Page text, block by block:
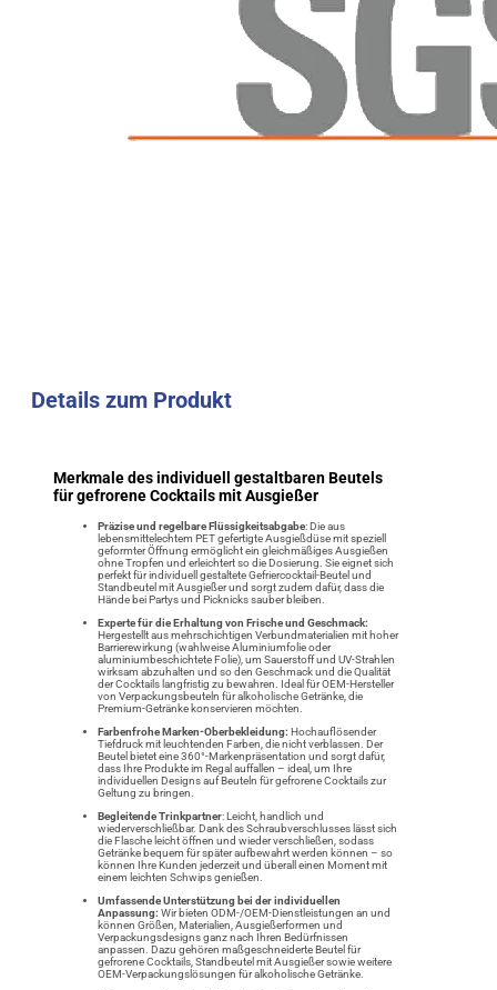
Details zum Produkt
Merkmale des individuell gestaltbaren Beutels
für gefrorene Cocktails mit Ausgießer
Präzise und regelbare Flüssigkeitsabgabe: Die aus
lebensmittelechtem PET gefertigte Ausgießdüse mit speziell
geformter Öffnung ermöglicht ein gleichmäßiges Ausgießen
ohne Tropfen und erleichtert so die Dosierung. Sie eignet sich
perfekt für individuell gestaltete Gefriercocktail-Beutel und
Standbeutel mit Ausgießer und sorgt zudem dafür, dass die
Hände bei Partys und Picknicks sauber bleiben.
Experte für die Erhaltung von Frische und Geschmack:
Hergestellt aus mehrschichtigen Verbundmaterialien mit hoher
Barrierewirkung (wahlweise Aluminiumfolie oder
aluminiumbeschichtete Folie), um Sauerstoff und UV-Strahlen
wirksam abzuhalten und so den Geschmack und die Qualität
der Cocktails langfristig zu bewahren. Ideal für OEM-Hersteller
von Verpackungsbeuteln für alkoholische Getränke, die
Premium-Getränke konservieren möchten.
Farbenfrohe Marken-Oberbekleidung: Hochauflösender
Tiefdruck mit leuchtenden Farben, die nicht verblassen. Der
Beutel bietet eine 360°-Markenpräsentation und sorgt dafür,
dass Ihre Produkte im Regal auffallen – ideal, um Ihre
individuellen Designs auf Beuteln für gefrorene Cocktails zur
Geltung zu bringen.
Begleitende Trinkpartner: Leicht, handlich und
wiederverschließbar. Dank des Schraubverschlusses lässt sich
die Flasche leicht öffnen und wieder verschließen, sodass
Getränke bequem für später aufbewahrt werden können – so
können Ihre Kunden jederzeit und überall einen Moment mit
einem leichten Schwips genießen.
Umfassende Unterstützung bei der individuellen
Anpassung: Wir bieten ODM-/OEM-Dienstleistungen an und
können Größen, Materialien, Ausgießerformen und
Verpackungsdesigns ganz nach Ihren Bedürfnissen
anpassen. Dazu gehören maßgeschneiderte Beutel für
gefrorene Cocktails, Standbeutel mit Ausgießer sowie weitere
OEM-Verpackungslösungen für alkoholische Getränke.